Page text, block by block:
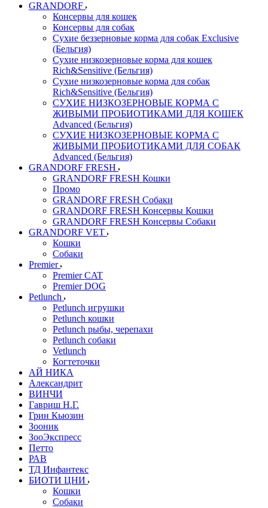
GRANDORF
Консервы для кошек
Консервы для собак
Сухие беззерновые корма для собак Exclusive
(Бельгия)
Сухие низкозерновые корма для кошек
Rich&Sensitive (Бельгия)
Сухие низкозерновые корма для собак
Rich&Sensitive (Бельгия)
СУХИЕ НИЗКОЗЕРНОВЫЕ КОРМА С
ЖИВЫМИ ПРОБИОТИКАМИ ДЛЯ КОШЕК
Advanced (Бельгия)
СУХИЕ НИЗКОЗЕРНОВЫЕ КОРМА С
ЖИВЫМИ ПРОБИОТИКАМИ ДЛЯ СОБАК
Advanced (Бельгия)
GRANDORF FRESH
GRANDORF FRESH Кошки
Промо
GRANDORF FRESH Собаки
GRANDORF FRESH Консервы Кошки
GRANDORF FRESH Консервы Собаки
GRANDORF VET
Кошки
Собаки
Premier
Premier CAT
Premier DOG
Petlunch
Petlunch игрушки
Petlunch кошки
Petlunch рыбы, черепахи
Petlunch собаки
Vetlunch
Когтеточки
АЙ НИКА
Александрит
ВИНЧИ
Гавриш Н.Г.
Грин Кьюзин
Зооник
ЗооЭкспресс
Петто
РАВ
ТД Инфантекс
БИОТИ ЦНИ
Кошки
Собаки